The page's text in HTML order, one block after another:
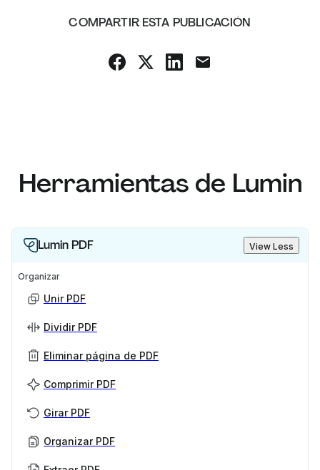
COMPARTIR ESTA PUBLICACIÓN
Herramientas de Lumin
Lumin PDF View Less
Organizar
Unir PDF
Dividir PDF
Eliminar página de PDF
Comprimir PDF
Girar PDF
Organizar PDF